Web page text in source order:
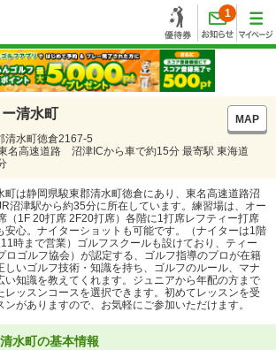
1
清水町
MAP
清水町徳倉2167-5
名高速道路 沼津ICから車で約15分 最寄駅 東海道
町は静岡県駿東郡清水町徳倉にあり、東名高速道路沼
沼津駅から約35分に所在しています。練習場は、オー
（1F 20打席 2F20打席）各階に1打席レフティー打席
安心。ナイターショットも可能です。（ナイターは1階
時まで営業）ゴルフスクールも設けており、ティー
ロゴルフ協会）が認定する、ゴルフ指導のプロが在籍
しいゴルフ技術・知識を持ち、ゴルフのルール、マナ
い知識を教えてくれます。ジュニアから年配の方まで
レッスンコースを選択できます。初めてレッスンを受
がありますので、お気軽にご参加いただけます。
水町の基本情報